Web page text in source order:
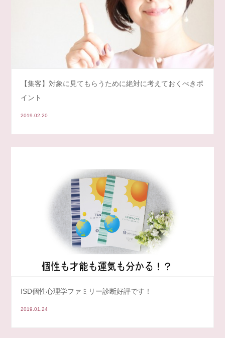
【集客】対象に見てもらうために絶対に考えておくべきポ
イント
2019.02.20
ISD個性心理学ファミリー診断好評です！
2019.01.24